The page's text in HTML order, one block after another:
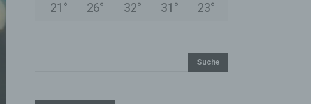
21 ° 26° 32° 31 ° 23°